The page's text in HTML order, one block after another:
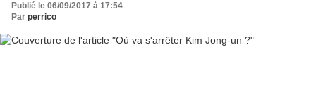
Publié le 06/09/2017 à 17:54
Par perrico